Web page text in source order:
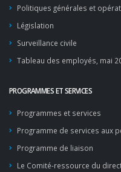
Politiques générales et
Législation
Surveillance civile
Tableau des employés, mai
PROGRAMMES ET SERVICES
Programmes et services
Programme de services aux
Programme de liaison
Le Comité-ressource du